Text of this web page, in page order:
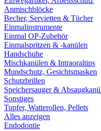
Anmischblöcke
Becher, Servietten & Tücher
Einmalinstrumente
Einmal OP-Zubehör
Einmalspritzen & -kanülen
Handschuhe
Mischkanülen & Intraoraltips
Mundschutz, Gesichtsmasken
Schutzbrillen
Speichersauger &
Sonstiges
Tupfer, Watterollen, Pellets
Alles anzeigen
Endodontie